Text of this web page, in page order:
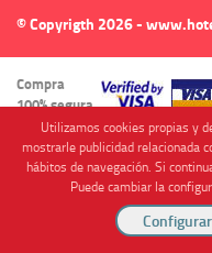
© Copyrigth 2026 -
Compra
100% segura
Cofinanciado por
Utilizamos cookies propias y
mostrarle publicidad relacionada
hábitos de navegación. Si
Puede cambiar la